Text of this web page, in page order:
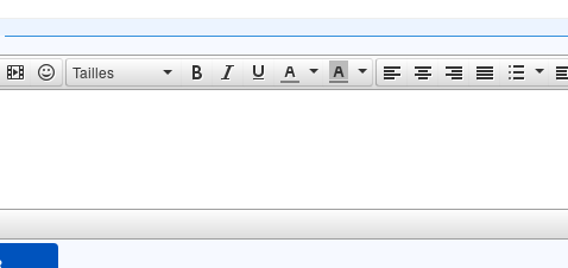
Tailles